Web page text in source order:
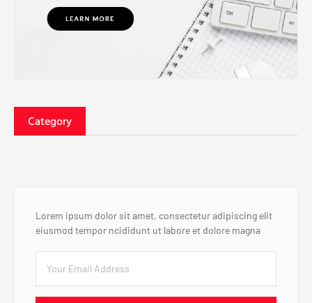
Category
Lorem ipsum dolor sit amet, consectetur adipiscing elit
eiusmod tempor ncididunt ut labore et dolore magna